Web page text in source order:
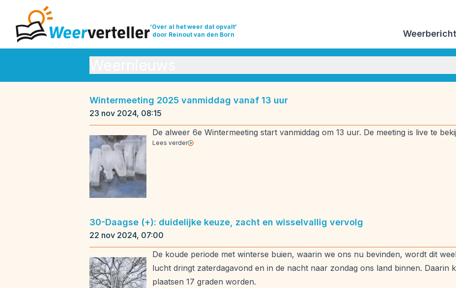
‘Over al het weer dat opvalt’
door Reinout van den Born
Weerbericht
Weeroverzichten
Wintermeeting 2025 vanmiddag vanaf 13 uur
23 nov 2024, 08:15
De alweer 6e Wintermeeting start vanmiddag om 13 uur. De meeting is live te
Lees verder
30-Daagse (+): duidelijke keuze, zacht en wisselvallig vervolg
22 nov 2024, 07:00
De koude periode met winterse buien, waarin we ons nu bevinden, wordt dit
lucht dringt zaterdagavond en in de nacht naar zondag ons land binnen. Daarin
plaatsen 17 graden worden.